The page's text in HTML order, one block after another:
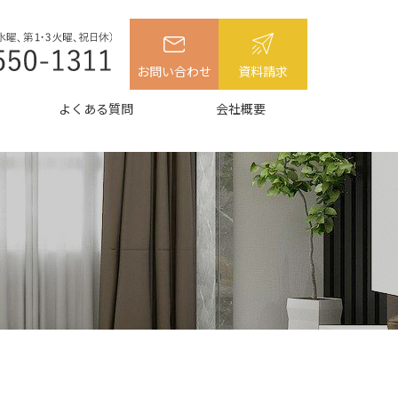
お問い合わせ 資料請求
よくある質問 会社概要